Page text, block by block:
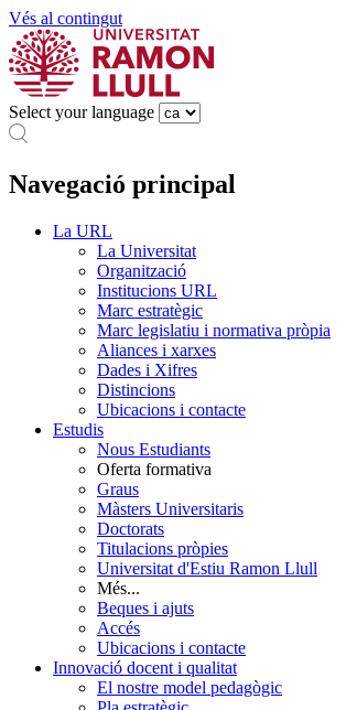
Vés al contingut
Select your language
Navegació principal
La URL
La Universitat
Organització
Institucions URL
Marc estratègic
Marc legislatiu i normativa pròpia
Aliances i xarxes
Dades i Xifres
Distincions
Ubicacions i contacte
Estudis
Nous Estudiants
Oferta formativa
Graus
Màsters Universitaris
Doctorats
Titulacions pròpies
Universitat d'Estiu Ramon Llull
Més...
Beques i ajuts
Accés
Ubicacions i contacte
Innovació docent i qualitat
El nostre model pedagògic